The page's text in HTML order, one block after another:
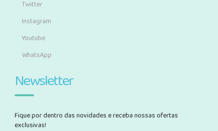
Twitter
Instagram
Youtube
WhatsApp
Newsletter
Fique por dentro das novidades e receba nossas ofertas
exclusivas!